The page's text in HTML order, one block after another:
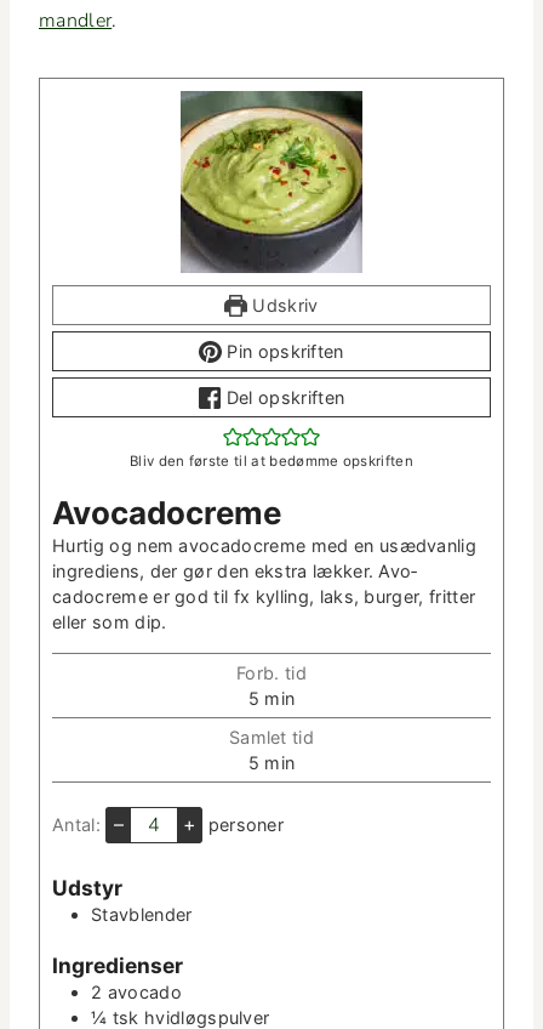
man­dler.
Udskriv
Pin opskriften
Del opskriften
Bliv den første til at bedømme opskriften
Avo­cadocreme
Hur­tig og nem avo­cadocreme med en usæd­van­lig
ingre­di­ens, der gør den ekstra lækker. Avo­
cadocreme er god til fx kylling, laks, burg­er, frit­ter
eller som dip.
Forb. tid
5 m
i
n
t
min
Sam­let tid
5 m
i
­
min
Antal: – + per­son­er
Udstyr
Stavblender
Ingre­di­enser
2 avo­ca­do
¼ tsk hvidløgspul­ver